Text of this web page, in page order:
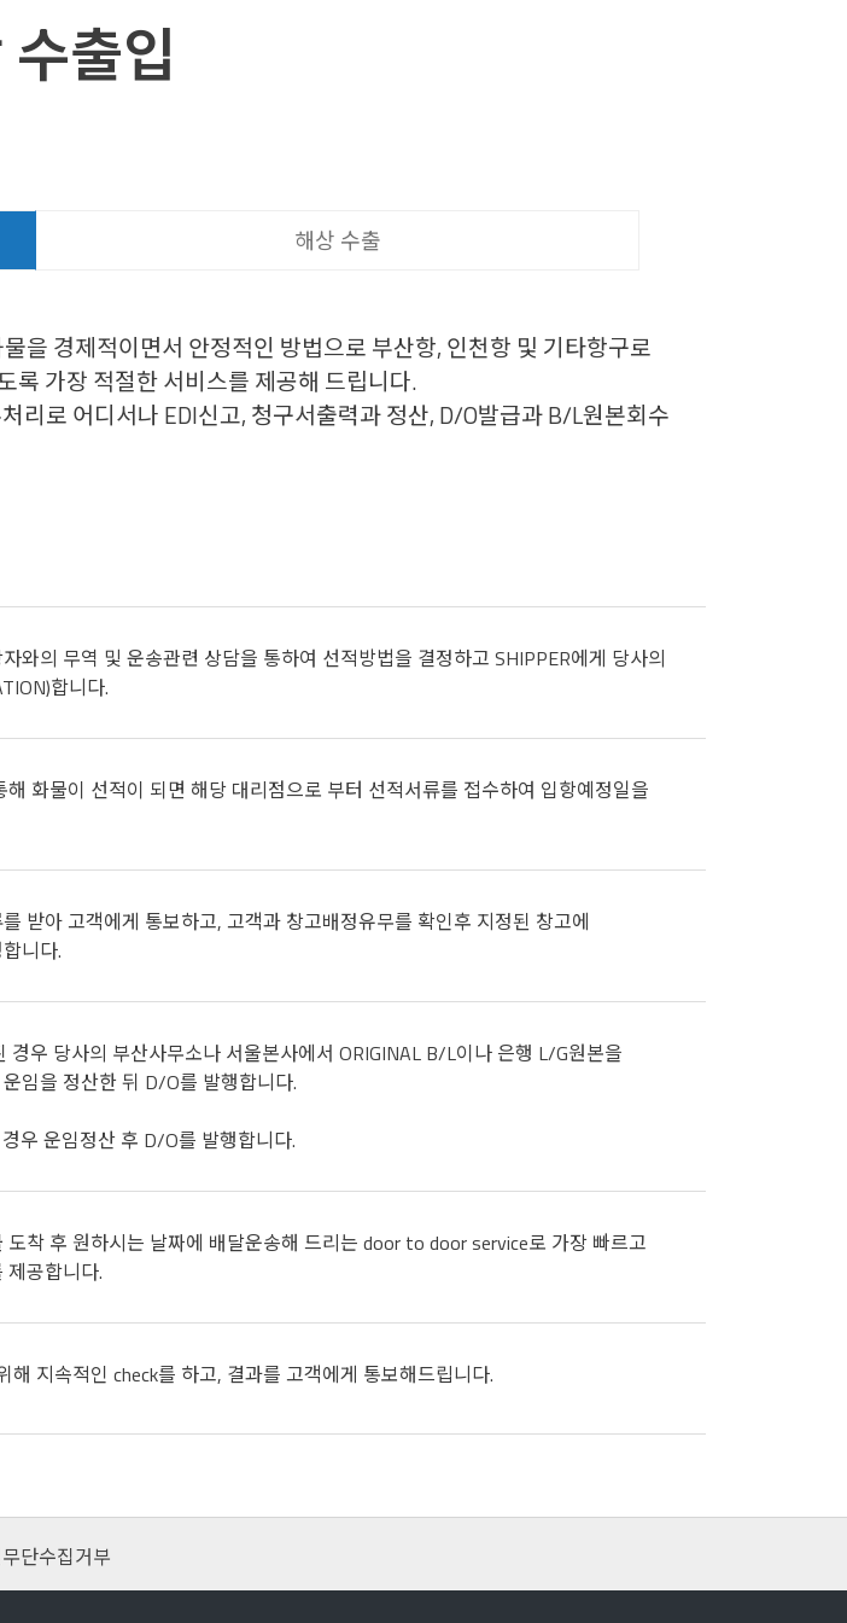
출입
해상 수출
을 경제적이면서 안정적인 방법으로 부산항, 인천항 및 기타항구로
록 가장 적절한 서비스를 제공해 드립니다.
리로 어디서나 EDI신고, 청구서출력과 정산, D/O발급과 B/L원본회수
와의 무역 및 운송관련 상담을 통하여 선적방법을 결정하고 SHIPPER에게 당사의
합니다.
화물이 선적이 되면 해당 대리점으로 부터 선적서류를 접수하여 입항예정일을
받아 고객에게 통보하고, 고객과 창고배정유무를 확인후 지정된 창고에
니다.
경우 당사의 부산사무소나 서울본사에서 ORIGINAL B/L이나 은행 L/G원본을
임을 정산한 뒤 D/O를 발행합니다.
우 운임정산 후 D/O를 발행합니다.
도착 후 원하시는 날짜에 배달운송해 드리는 door to door service로 가장 빠르고
제공합니다.
해 지속적인 check를 하고, 결과를 고객에게 통보해드립니다.
단수집거부